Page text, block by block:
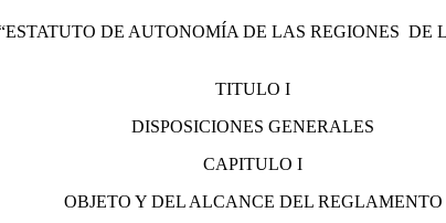
DE AUTONOMÍA DE LAS REGIONES DE
TITULO I
DISPOSICIONES GENERALES
CAPITULO I
OBJETO Y DEL ALCANCE DEL REGLAMENTO